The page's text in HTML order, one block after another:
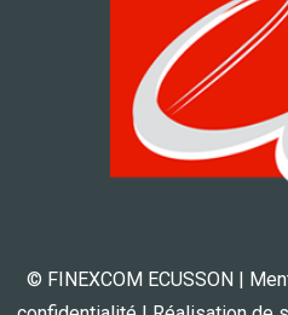
© FINEXCOM ECUSSON |